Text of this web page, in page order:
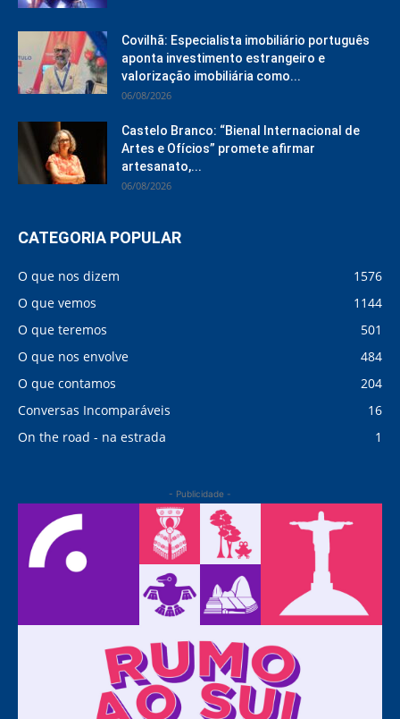
Covilhã: Especialista imobiliário português
aponta investimento estrangeiro e
valorização imobiliária como...
06/08/2026
Castelo Branco: “Bienal Internacional de
Artes e Ofícios” promete afirmar
artesanato,...
06/08/2026
CATEGORIA POPULAR
O que nos dizem
1576
O que vemos
1144
O que teremos
501
O que nos envolve
484
O que contamos
204
Conversas Incomparáveis
16
On the road - na estrada
1
- Publicidade -